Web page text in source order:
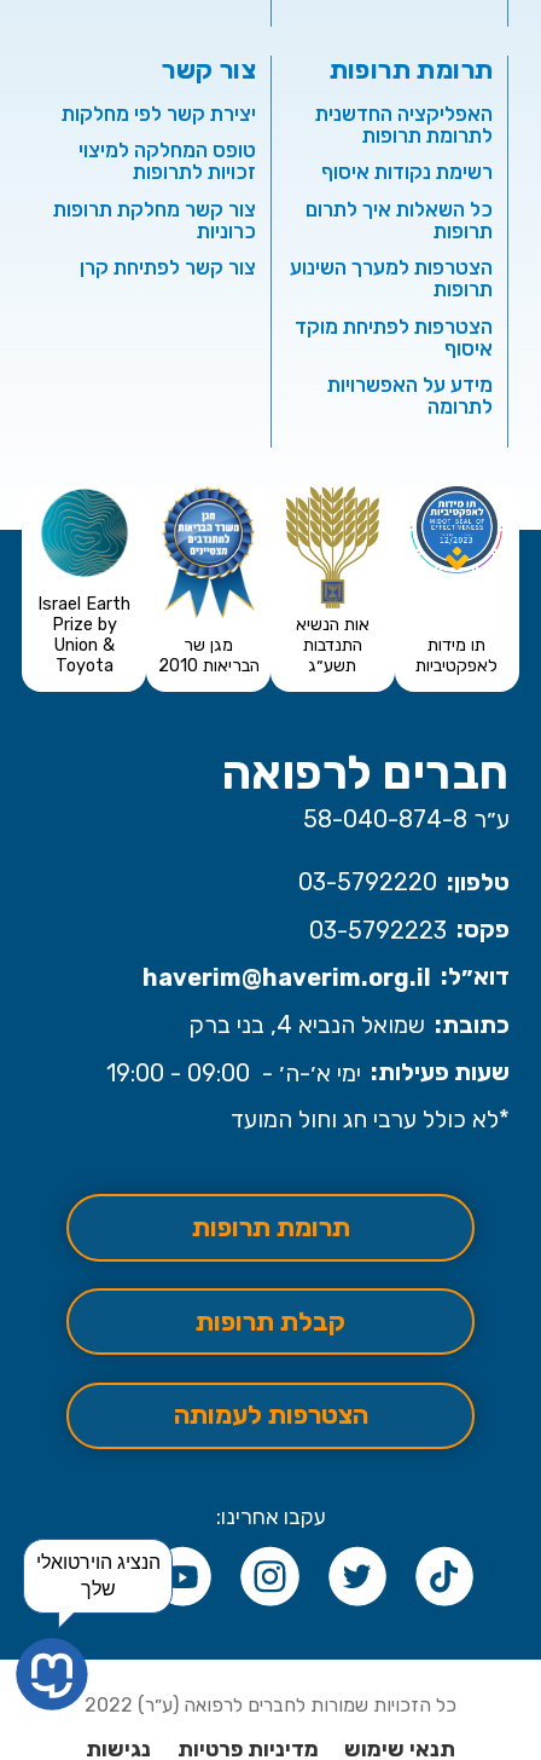
תרומת תרופות
האפליקציה החדשנית
לתרומת תרופות
רשימת נקודות איסוף
כל השאלות איך לתרום
תרופות
הצטרפות למערך השינוע
תרופות
הצטרפות לפתיחת מוקד
איסוף
מידע על האפשרויות
לתרומה
צור קשר
יצירת קשר לפי מחלקות
טופס המחלקה למיצוי
זכויות לתרופות
צור קשר מחלקת תרופות
כרוניות
צור קשר לפתיחת קרן
חברים לרפואה
ע״ר 58-040-874-8
טלפון: 03-5792220
פקס: 03-5792223
דוא״ל:
haverim@haverim.org.il
כתובת: שמואל הנביא 4, בני ברק
שעות פעילות: ימי א׳-ה׳ - 09:00 - 19:00
*לא כולל ערבי חג וחול המועד
תו מידות
לאפקטיביות
אות הנשיא
התנדבות
תשע״ג
מגן שר
הבריאות 2010
Israel Earth
Prize by
Union &
Toyota
תרומת תרופות
קבלת תרופות
הצטרפות לעמותה
עקבו אחרינו:
כל הזכויות שמורות לחברים לרפואה (ע״ר) 2022
תנאי שימוש מדיניות פרטיות נגישות
הנציג הוירטואלי
שלך